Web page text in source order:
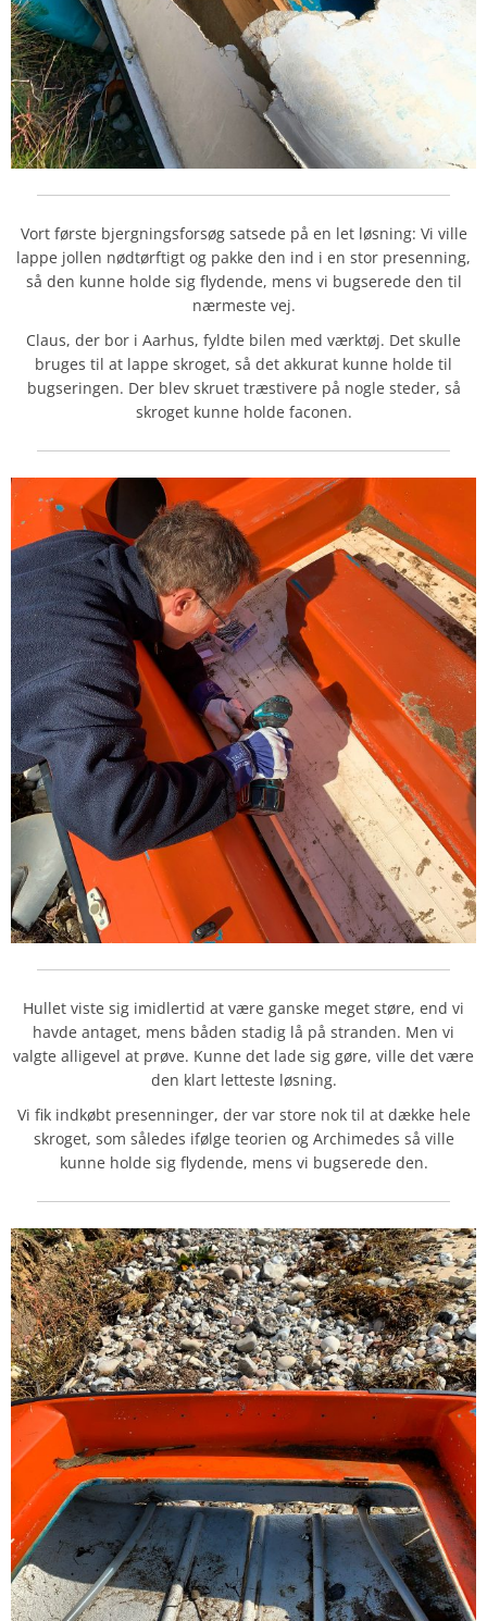
Vort første bjergningsforsøg satsede på en let løsning: Vi ville
lappe jollen nødtørftigt og pakke den ind i en stor presenning,
så den kunne holde sig flydende, mens vi bugserede den til
nærmeste vej.
Claus, der bor i Aarhus, fyldte bilen med værktøj. Det skulle
bruges til at lappe skroget, så det akkurat kunne holde til
bugseringen. Der blev skruet træstivere på nogle steder, så
skroget kunne holde faconen.
Hullet viste sig imidlertid at være ganske meget støre, end vi
havde antaget, mens båden stadig lå på stranden. Men vi
valgte alligevel at prøve. Kunne det lade sig gøre, ville det være
den klart letteste løsning.
Vi fik indkøbt presenninger, der var store nok til at dække hele
skroget, som således ifølge teorien og Archimedes så ville
kunne holde sig flydende, mens vi bugserede den.